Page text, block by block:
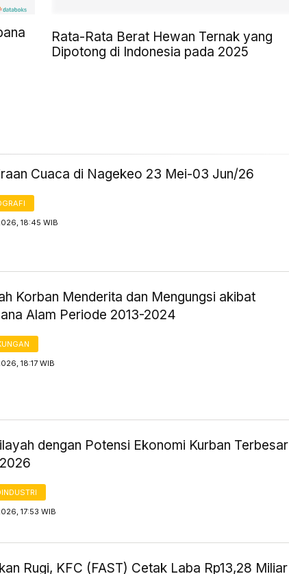
Rata-Rata Berat Hewan Ternak yang
Dipotong di Indonesia pada 2025
Cuaca di Nagekeo 23 Mei-03 Jun/26
18:45 WIB
Korban Menderita dan Mengungsi akibat
Alam Periode 2013-2024
18:17 WIB
dengan Potensi Ekonomi Kurban Terbesar
17:53 WIB
Rugi, KFC (FAST) Cetak Laba Rp13,28 Miliar